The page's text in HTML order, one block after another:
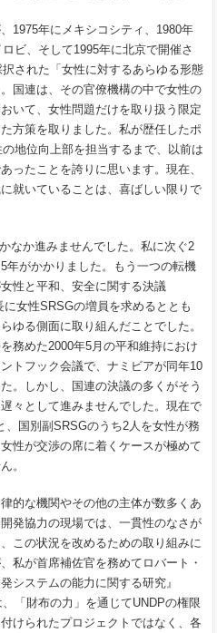
1975年にメキシコシティ、1980年
ビ、そして1995年に北京で開催さ
された「女性に対するあらゆる形態
国連は、その官僚機構の中で女性の
いて、女性問題だけを取り扱う限定
方策を取りました。私が歴任したポ
地位向上部を担当するまで、以前は
ったことを誇りに思います。現在、
就いていることは、喜ばしい限りで
なか進みませんでした。私に次ぐ2
年がかかりました。もう一つの転機
性と平和、安全に関する決議
女性SRSGの増員を求めるととも
ゆる側面に取り組んだことでした。
務めた2000年5月の平和維持におけ
トフック会議で、ナミビアが同年10
。しかし、国連の決議の多くがそう
々として進みませんでした。現在で
、国別副SRSGのうち2人を女性が務
性が交渉の席に着くケースが極めて
。
的な機関やその他の主体が数多くあ
発協力の現場では、一貫性のなさが
この状況を改めるための取り組みに
私が首席補佐官を務めてロバート・
システムの能力に関する研究』
「財布の力」を通じてUNDPの権限
けられたプロジェクトではなく、各